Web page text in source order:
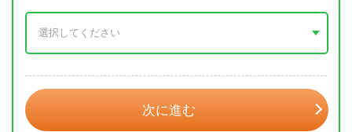
次に進む